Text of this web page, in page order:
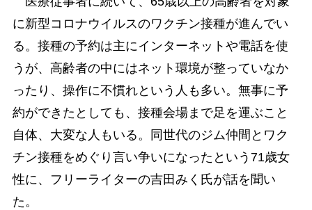
に新型コロナウイルスのワクチン接種が進んでい
る。接種の予約は主にインターネットや電話を使
うが、高齢者の中にはネット環境が整っていなか
ったり、操作に不慣れという人も多い。無事に予
約ができたとしても、接種会場まで足を運ぶこと
自体、大変な人もいる。同世代のジム仲間とワク
チン接種をめぐり言い争いになったという71歳女
性に、フリーライターの吉田みく氏が話を聞い
た。